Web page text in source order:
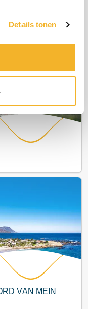
Details tonen
VAN MEIN